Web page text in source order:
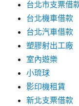
台北市支票借
台北機車借款
台北汽車借款
塑膠射出工廠
室內遊樂
小琉球
影印機租賃
新北支票借款